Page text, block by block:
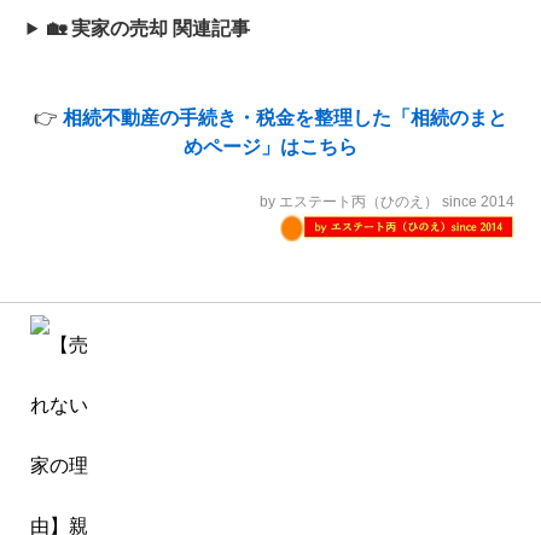
🏡 実家の売却 関連記事
👉 相続不動産の手続き・税金を整理した「相続のまと
めページ」はこちら
by エステート丙（ひのえ） since 2014